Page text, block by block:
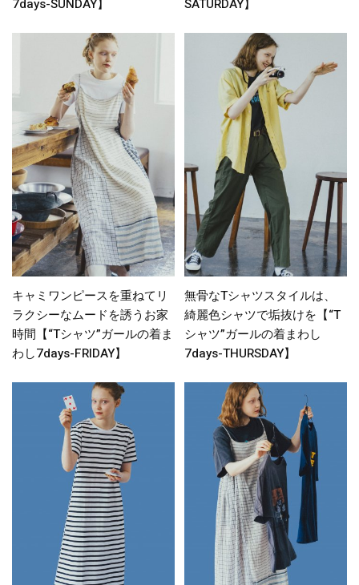
7days-SUNDAY】
SATURDAY】
キャミワンピースを重ねてリ
ラクシーなムードを誘うお家
時間【“Tシャツ”ガールの着ま
わし7days-FRIDAY】
無骨なTシャツスタイルは、
綺麗色シャツで垢抜けを【“T
シャツ”ガールの着まわし
7days-THURSDAY】